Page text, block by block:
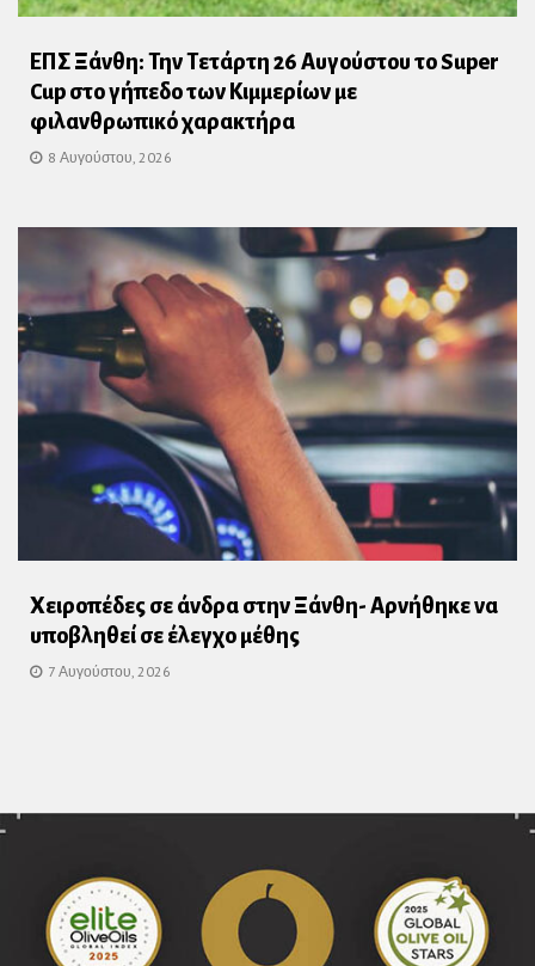
ΕΠΣ Ξάνθη: Την Τετάρτη 26 Αυγούστου το Super
Cup στο γήπεδο των Κιμμερίων με
φιλανθρωπικό χαρακτήρα
8 Αυγούστου, 2026
Χειροπέδες σε άνδρα στην Ξάνθη- Αρνήθηκε να
υποβληθεί σε έλεγχο μέθης
7 Αυγούστου, 2026